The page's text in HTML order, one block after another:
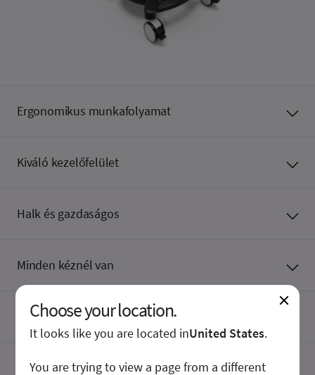
Ergonomikus munkafolyamat
Kiváló kezelőfelület
Halk és gazdaságos
Minden kéznél van
Kivételes mobilitás
Choose your location.
It looks like you are located inUnited States.
You are trying to view a page from a different